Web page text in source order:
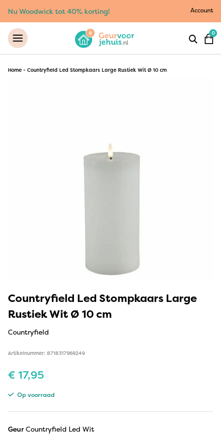
Nu Woodwick tot 40% korting! Account
0
Home - Countryfield Led Stompkaars Large Rustiek Wit Ø 10 cm
Countryfield Led Stompkaars Large
Rustiek Wit Ø 10 cm
Countryfield
Artikelnummer: 8718317969249
€ 17,95
Op voorraad
GeurCountryfield Led Wit